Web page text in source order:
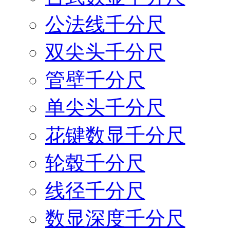
公法线千分尺
双尖头千分尺
管壁千分尺
单尖头千分尺
花键数显千分尺
轮毂千分尺
线径千分尺
数显深度千分尺